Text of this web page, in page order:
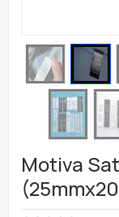
Motiva